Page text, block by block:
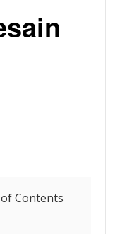
Contents